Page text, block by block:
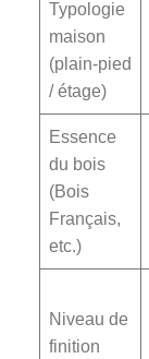
Typologie
maison
(plain-pied
/ étage)
Essence
du bois
(Bois
Français,
etc.)
Niveau de
finition